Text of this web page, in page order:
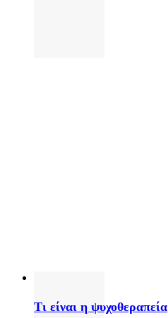
Τι είναι η ψυχοθεραπεία